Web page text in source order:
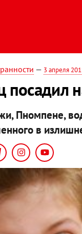
— 3 апреля
Пномпене,
в